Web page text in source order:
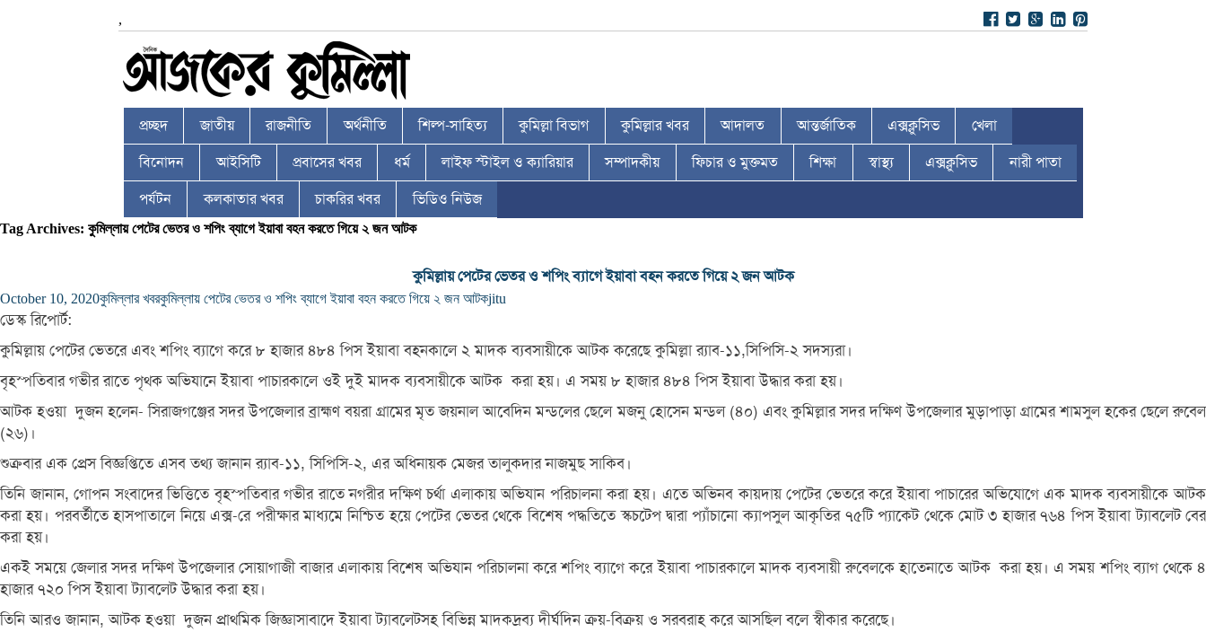
,
প্রচ্ছদ জাতীয় রাজনীতি অর্থনীতি শিল্প-সাহিত্য কুমিল্লা বিভাগ কুমিল্লার খবর আদালত আন্তর্জাতিক এক্সক্লুসিভ খেলা
বিনোদন আইসিটি প্রবাসের খবর ধর্ম লাইফ স্টাইল ও ক্যারিয়ার সম্পাদকীয় ফিচার ও মুক্তমত শিক্ষা স্বাস্থ্য এক্সক্লুসিভ নারী পাতা
পর্যটন কলকাতার খবর চাকরির খবর ভিডিও নিউজ
Tag Archives: কুমিল্লায় পেটের ভেতর ও শপিং ব্যাগে ইয়াবা বহন করতে গিয়ে ২ জন আটক
কুমিল্লায় পেটের ভেতর ও শপিং ব্যাগে ইয়াবা বহন করতে গিয়ে ২ জন আটক
October 10, 2020কুমিল্লার খবরকুমিল্লায় পেটের ভেতর ও শপিং ব্যাগে ইয়াবা বহন করতে গিয়ে ২ জন আটকjitu
ডেস্ক রিপোর্ট:
কুমিল্লায় পেটের ভেতরে এবং শপিং ব্যাগে করে ৮ হাজার ৪৮৪ পিস ইয়াবা বহনকালে ২ মাদক ব্যবসায়ীকে আটক করেছে কুমিল্লা র‌্যাব-১১,সিপিসি-২ সদস্যরা।
বৃহস্পতিবার গভীর রাতে পৃথক অভিযানে ইয়াবা পাচারকালে ওই দুই মাদক ব্যবসায়ীকে আটক করা হয়। এ সময় ৮ হাজার ৪৮৪ পিস ইয়াবা উদ্ধার করা হয়।
আটক হওয়া দুজন হলেন- সিরাজগঞ্জের সদর উপজেলার ব্রাহ্মণ বয়রা গ্রামের মৃত জয়নাল আবেদিন মন্ডলের ছেলে মজনু হোসেন মন্ডল (৪০) এবং কুমিল্লার সদর দক্ষিণ উপজেলার মুড়াপাড়া গ্রামের শামসুল হকের ছেলে রুবেল
(২৬)।
শুক্রবার এক প্রেস বিজ্ঞপ্তিতে এসব তথ্য জানান র‌্যাব-১১, সিপিসি-২, এর অধিনায়ক মেজর তালুকদার নাজমুছ সাকিব।
তিনি জানান, গোপন সংবাদের ভিত্তিতে বৃহস্পতিবার গভীর রাতে নগরীর দক্ষিণ চর্থা এলাকায় অভিযান পরিচালনা করা হয়। এতে অভিনব কায়দায় পেটের ভেতরে করে ইয়াবা পাচারের অভিযোগে এক মাদক ব্যবসায়ীকে আটক
করা হয়। পরবর্তীতে হাসপাতালে নিয়ে এক্স-রে পরীক্ষার মাধ্যমে নিশ্চিত হয়ে পেটের ভেতর থেকে বিশেষ পদ্ধতিতে স্কচটেপ দ্বারা প্যাঁচানো ক্যাপসুল আকৃতির ৭৫টি প্যাকেট থেকে মোট ৩ হাজার ৭৬৪ পিস ইয়াবা ট্যাবলেট বের
করা হয়।
একই সময়ে জেলার সদর দক্ষিণ উপজেলার সোয়াগাজী বাজার এলাকায় বিশেষ অভিযান পরিচালনা করে শপিং ব্যাগে করে ইয়াবা পাচারকালে মাদক ব্যবসায়ী রুবেলকে হাতেনাতে আটক করা হয়। এ সময় শপিং ব্যাগ থেকে ৪
হাজার ৭২০ পিস ইয়াবা ট্যাবলেট উদ্ধার করা হয়।
তিনি আরও জানান, আটক হওয়া দুজন প্রাথমিক জিজ্ঞাসাবাদে ইয়াবা ট্যাবলেটসহ বিভিন্ন মাদকদ্রব্য দীর্ঘদিন ক্রয়-বিক্রয় ও সরবরাহ করে আসছিল বলে স্বীকার করেছে।